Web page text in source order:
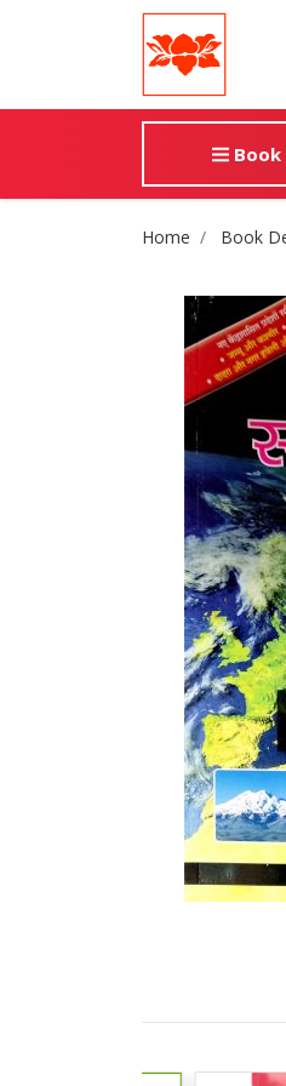
Book
Site Home Book